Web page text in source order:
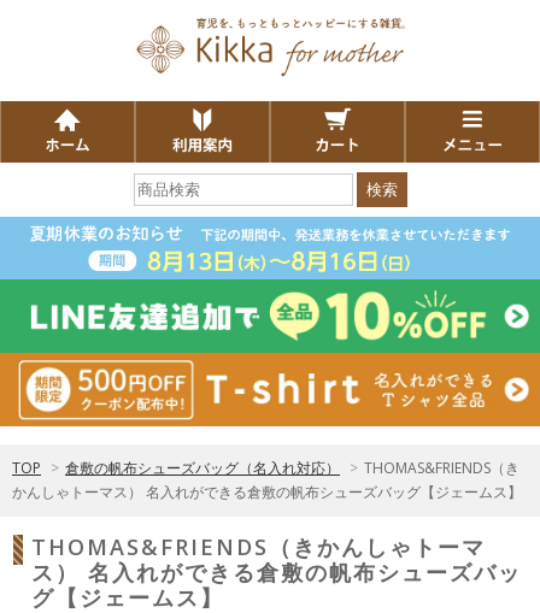
検索
TOP > 倉敷の帆布シューズバッグ（名入れ対応） > THOMAS&FRIENDS（き
かんしゃトーマス） 名入れができる倉敷の帆布シューズバッグ【ジェームス】
THOMAS&FRIENDS（きかんしゃトーマ
ス） 名入れができる倉敷の帆布シューズバッ
グ【ジェームス】